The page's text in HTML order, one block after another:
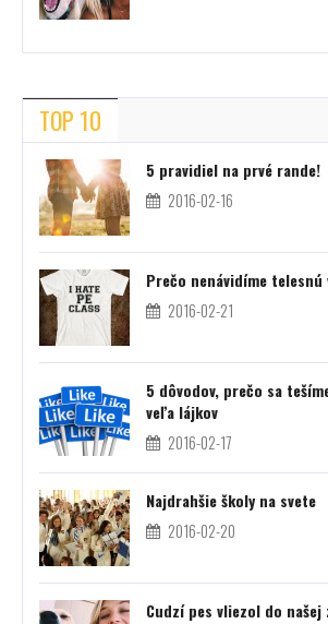
TOP 10
5 pravidiel na prvé rande!
2016-02-16
Prečo nenávidíme telesnú
2016-02-21
5 dôvodov, prečo sa
veľa lájkov
2016-02-17
Najdrahšie školy na svete
2016-02-20
Cudzí pes vliezol do našej